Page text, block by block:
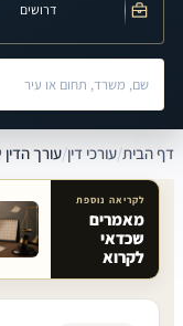
דרושים
חיפוש לפי שם, משרד,
דף הבית/עורכי דין/עורך הדין
מאמרים קשורים
לקריאה נוספת
מאמרים
שכדאי
לקרוא